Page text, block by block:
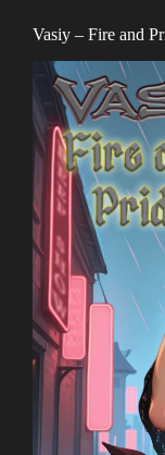
Vasiy – Fire and